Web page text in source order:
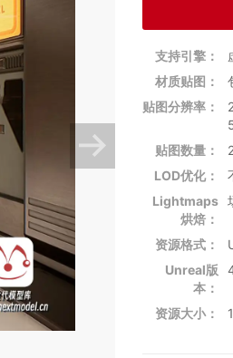
2048x2048
贴图类型：
Emissive.
碰撞体：包含
LOD:无
资源格式：UE
支持UE版本：
支持引擎：
材质贴图：
贴图分辨率：
贴图数量：
LOD优化：
Lightmaps
烘焙：
资源格式：
Unreal版
本：
资源大小：